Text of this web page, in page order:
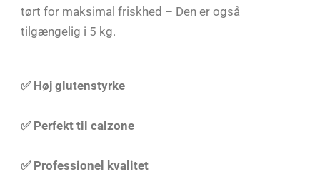
tørt for maksimal friskhed – Den er også
tilgængelig i 5 kg.
✅ Høj glutenstyrke
✅ Perfekt til calzone
✅ Professionel kvalitet